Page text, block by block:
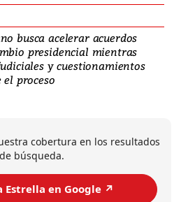
busca acelerar acuerdos
presidencial mientras
y cuestionamientos
proceso
cobertura en los resultados
de búsqueda.
Estrella en Google ↗️